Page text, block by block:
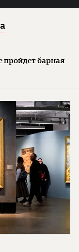
пройдет барная